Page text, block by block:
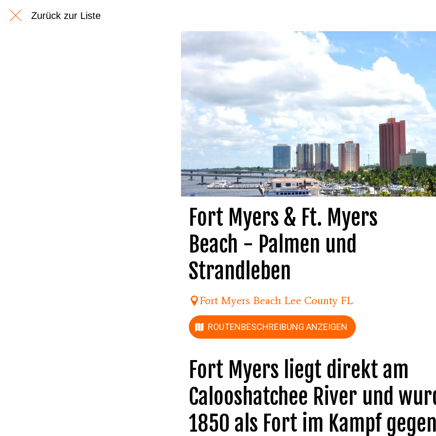
Zurück zur Liste
Fort Myers & Ft. Myers
Beach - Palmen und
Strandleben
Fort Myers Beach Lee County FL
ROUTENBESCHREIBUNG ANZEIGEN
Fort Myers liegt direkt am
Calooshatchee River und
1850 als Fort im Kampf